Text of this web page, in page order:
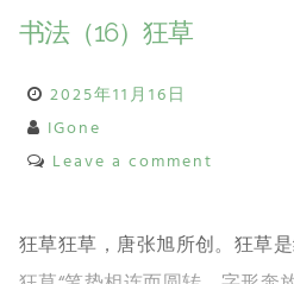
书法（16）狂草
2025年11月16日
IGone
Leave a comment
狂草狂草，唐张旭所创。狂草